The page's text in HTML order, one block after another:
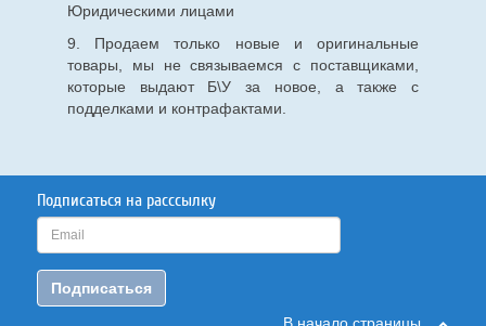
Юридическими лицами
9. Продаем только новые и оригинальные
товары, мы не связываемся с поставщиками,
которые выдают Б\У за новое, а также с
подделками и контрафактами.
Подписаться на расссылку
Подписаться